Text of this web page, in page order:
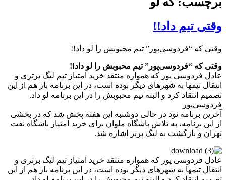
وقتی تیم داد!!
وقتی که “فردوسی‌پور” تیم محبوبش را لو داد!!
وقتی که “فردوسی‌پور” تیم محبوبش را لو داد!!
عادل فردوسی پور که همواره منتقد خرید امتیاز تیم لیگ برتری و
انتقال تیمها به شهرهای دیگر بوده است، در این برنامه باز هم از این
تصمیم انتقاد کرد و البته تیم محبوبش را در این برنامه لو داد.
فردوسی‌پور
آخرین برنامه نود در حالی دوشنبه این هفته پخش شد که در بخشی
از این برنامه، به تلاش باشگاه ملوان برای خرید امتیاز باشگاه نفت
تهران و بازگشت به لیگ برتر اشاره شد.
عادل فردوسی پور که همواره منتقد خرید امتیاز تیم لیگ برتری و
انتقال تیمها به شهرهای دیگر بوده است، در این برنامه باز هم از این